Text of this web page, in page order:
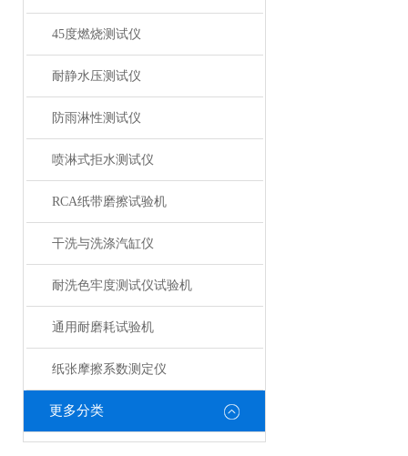
45度燃烧测试仪
耐静水压测试仪
防雨淋性测试仪
喷淋式拒水测试仪
RCA纸带磨擦试验机
干洗与洗涤汽缸仪
耐洗色牢度测试仪试验机
通用耐磨耗试验机
纸张摩擦系数测定仪
更多分类